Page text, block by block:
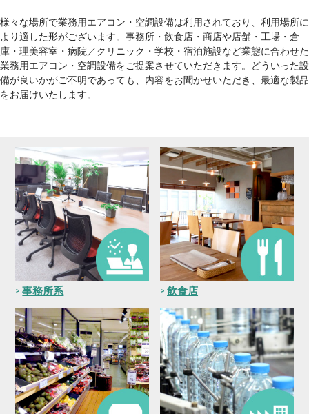
様々な場所で業務用エアコン・空調設備は利用されており、利用場所に
より適した形がございます。事務所・飲食店・商店や店舗・工場・倉
庫・理美容室・病院／クリニック・学校・宿泊施設など業態に合わせた
業務用エアコン・空調設備をご提案させていただきます。どういった設
備が良いかがご不明であっても、内容をお聞かせいただき、最適な製品
をお届けいたします。
事務所系 飲食店